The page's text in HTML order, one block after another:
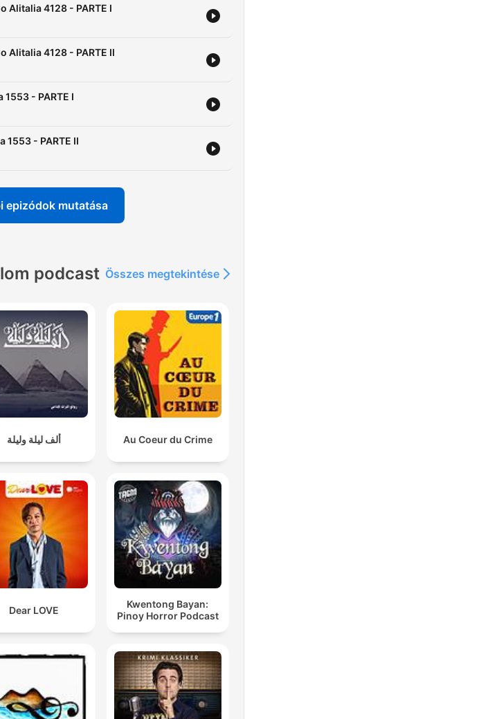
Alitalia 4128 - PARTE I
Alitalia 4128 - PARTE II
- PARTE I
- PARTE II
epizódok mutatása
podcast Összes megtekintése
ألف ليلة وليلة Au Coeur du Crime
Dear LOVE
Kwentong Bayan:
Pinoy Horror Podcast